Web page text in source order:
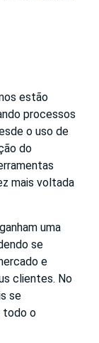
estão
processos
o uso de
do
mais voltada
uma
se
e
clientes. No
se
todo o